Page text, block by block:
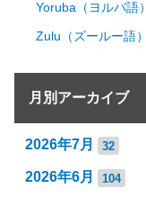
Yoruba（ヨルバ語）
Zulu（ズールー語）
月別アーカイブ
2026年7月 32
2026年6月 104